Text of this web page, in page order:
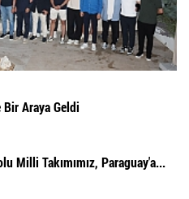
Araya Geldi
Milli Takımımız, Paraguay'a...